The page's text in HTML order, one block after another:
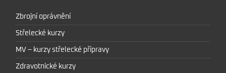
Zbrojní oprávnění
Střelecké kurzy
MV – kurzy střelecké přípravy
Zdravotnické kurzy